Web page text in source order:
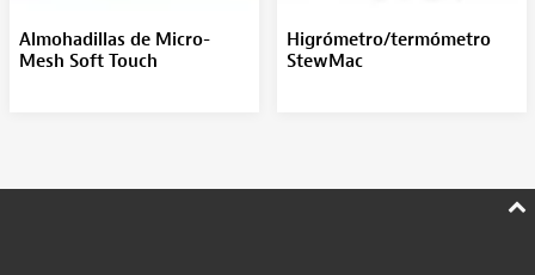
Almohadillas de Micro-
Mesh Soft Touch
Higrómetro/termómetro
StewMac